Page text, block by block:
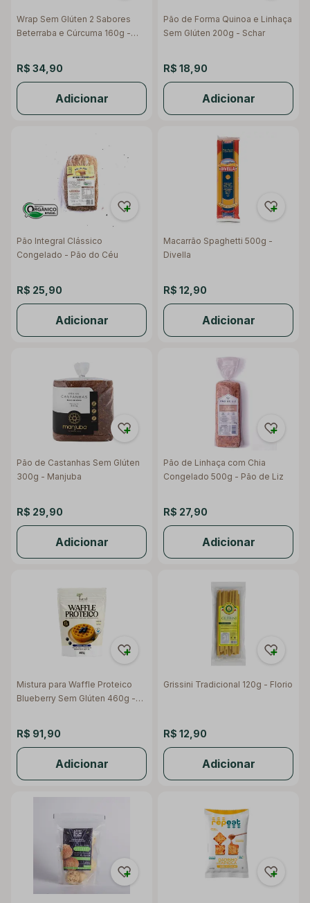
Wrap Sem Glúten 2 Sabores
Beterraba e Cúrcuma 160g -
R$ 34,90
Adicionar
Pão de Forma Quinoa e Linhaça
Sem Glúten 200g - Schar
R$ 18,90
Adicionar
Pão Integral Clássico
Congelado - Pão do Céu
R$ 25,90
Adicionar
Macarrão Spaghetti 500g -
Divella
R$ 12,90
Adicionar
Pão de Castanhas Sem Glúten
300g - Manjuba
R$ 29,90
Adicionar
Pão de Linhaça com Chia
Congelado 500g - Pão de Liz
R$ 27,90
Adicionar
Mistura para Waffle Proteico
Blueberry Sem Glúten 460g -
R$ 91,90
Adicionar
Grissini Tradicional 120g - Florio
R$ 12,90
Adicionar